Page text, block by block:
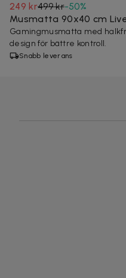
249 kr499 kr-50%
Musmatta 90x40 cm
Gamingmusmatta med
design för bättre kontroll.
Snabb leverans